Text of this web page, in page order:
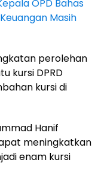
OPD Bahas
Masih
perolehan
kursi DPRD
kursi di
Hanif
meningkatkan
enam kursi